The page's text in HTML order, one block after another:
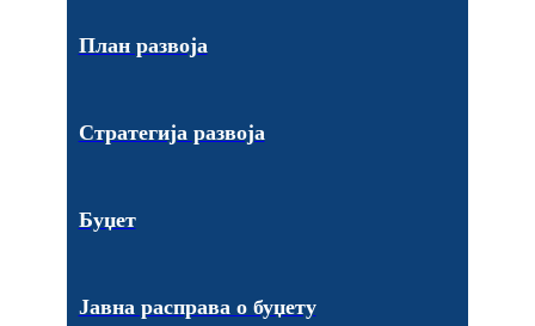
План развоја
Стратегија развоја
Буџет
Јавна расправа о буџету